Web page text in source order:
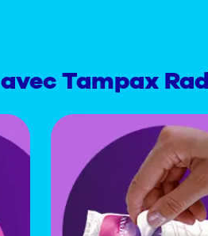
Tampax